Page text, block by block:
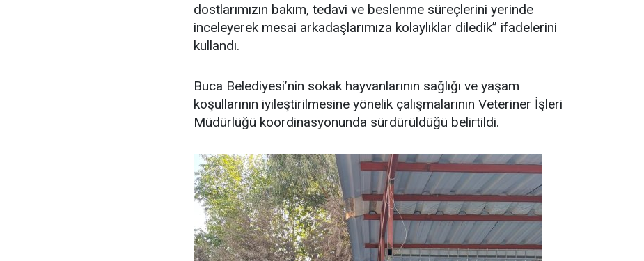
dostlarımızın bakım, tedavi ve beslenme süreçlerini yerinde
inceleyerek mesai arkadaşlarımıza kolaylıklar diledik” ifadelerini
kullandı.
Buca Belediyesi’nin sokak hayvanlarının sağlığı ve yaşam
koşullarının iyileştirilmesine yönelik çalışmalarının Veteriner İşleri
Müdürlüğü koordinasyonunda sürdürüldüğü belirtildi.